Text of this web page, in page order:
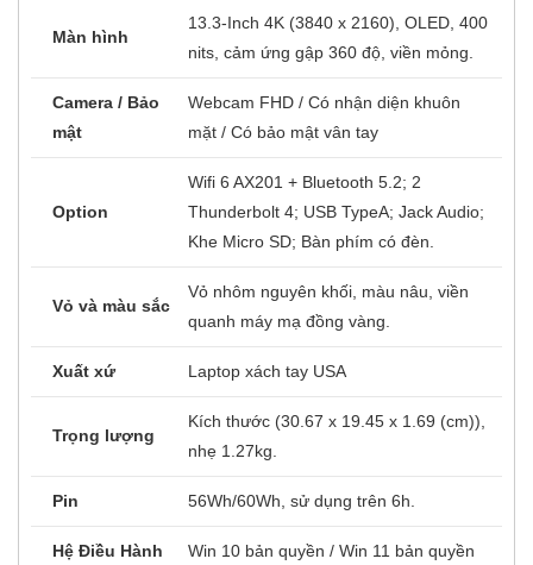
Intel Iris Xe Graphics
nits, cảm ứng gập 360 độ, viền mỏng.
mặt / Có bảo mật vân tay
Khe Micro SD; Bàn phím có đèn.
quanh máy mạ đồng vàng.
Laptop xách tay USA
nhẹ 1.27kg.
Pin 56Wh/60Wh, sử dụng trên 6h.